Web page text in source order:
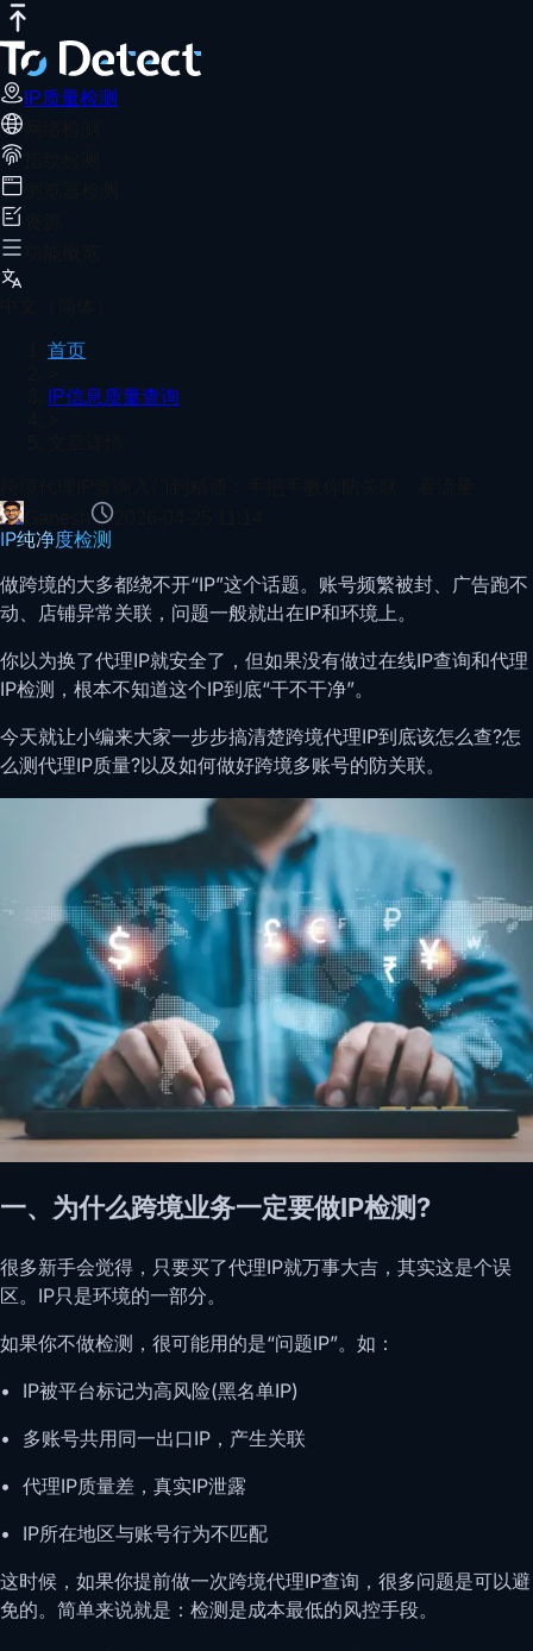
IP质量检测
跨境代理IP查询入门到精通：手把手教你
跨境运营必须重视IP检测与环境隔离，通过ToDetect结合代理
首页
推荐阅读
IP质量检测
首页
IP信息质量查询
IP纯净度检测
做跨境的大多都绕不开“IP”这个话题。账号频繁被封、广告跑不
动、店铺异常关联，问题一般就出在IP和环境上。
你以为换了代理IP就安全了，但如果没有做过在线IP查询和代理
IP检测，根本不知道这个IP到底“干不干净”。
今天就让小编来大家一步步搞清楚跨境代理IP到底该怎么查?怎
么测代理IP质量?以及如何做好跨境多账号的防关联。
一、为什么跨境业务一定要做IP检测?
很多新手会觉得，只要买了代理IP就万事大吉，其实这是个误
区。IP只是环境的一部分。
如果你不做检测，很可能用的是“问题IP”。如：
• IP被平台标记为高风险(黑名单IP)
• 多账号共用同一出口IP，产生关联
• 代理IP质量差，真实IP泄露
• IP所在地区与账号行为不匹配
这时候，如果你提前做一次跨境代理IP查询，很多问题是可以避
免的。简单来说就是：检测是成本最低的风控手段。